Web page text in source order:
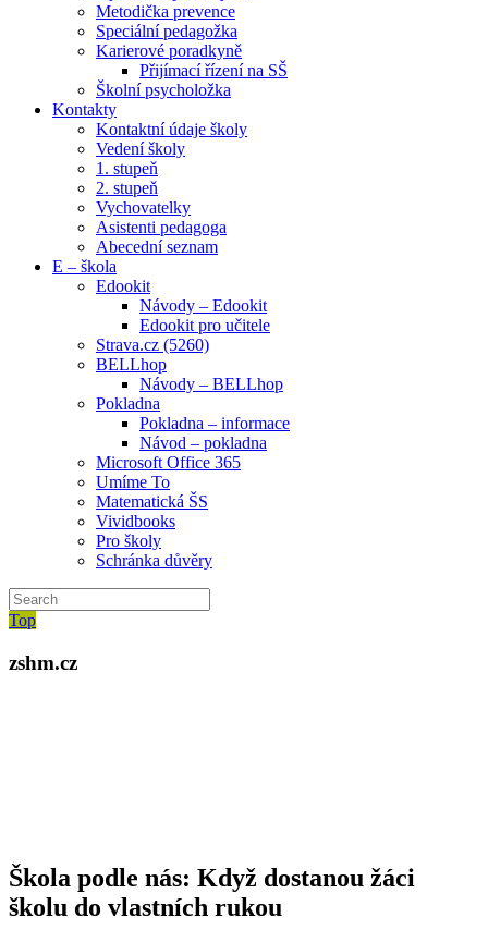
Metodička prevence
Speciální pedagožka
Karierové poradkyně
Přijímací řízení na SŠ
Školní psycholožka
Kontakty
Kontaktní údaje školy
Vedení školy
1. stupeň
2. stupeň
Vychovatelky
Asistenti pedagoga
Abecední seznam
E – škola
Edookit
Návody – Edookit
Edookit pro učitele
Strava.cz (5260)
BELLhop
Návody – BELLhop
Pokladna
Pokladna – informace
Návod – pokladna
Microsoft Office 365
Umíme To
Matematická ŠS
Vividbooks
Pro školy
Schránka důvěry
Top
zshm.cz
Škola podle nás: Když dostanou žáci
školu do vlastních rukou